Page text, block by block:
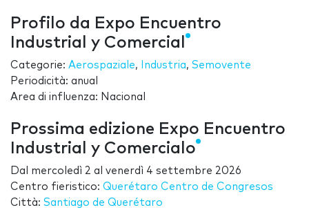
Profilo da Expo Encuentro
Industrial y Comercial
Categorie: Aerospaziale, Industria, Semovente
Periodicità: anual
Area di influenza: Nacional
Prossima edizione Expo Encuentro
Industrial y Comercialo
Dal mercoledì 2 al venerdì 4 settembre 2026
Centro fieristico: Querétaro Centro de Congresos
Città: Santiago de Querétaro